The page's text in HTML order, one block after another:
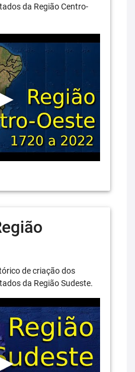
da Região Centro-
de criação dos
da Região Sudeste.